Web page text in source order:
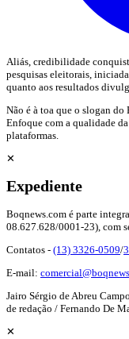
Aliás, credibilidade
pesquisas eleitorais,
quanto aos resultados
Não é à toa que o slogan
Enfoque com a qualidade
plataformas.
✕
Expediente
Boqnews.com é parte
08.627.628/0001-23), com
Contatos - (13) 3326-0509/
E-mail:
Jairo Sérgio de Abreu
de redação / Fernando De
✕